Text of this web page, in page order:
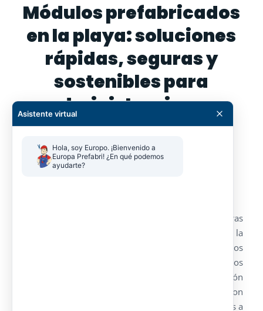
Módulos prefabricados
en la playa: soluciones
rápidas, seguras y
sostenibles para
administraciones
2 agosto, 2025 / 0 Comentarios / enNoticias / poradmin
Las zonas costeras requieren infraestructuras
funcionales, seguras y fáciles de adaptar según la
temporada y la demanda ciudadana. Los módulos
prefabricados y los contenedores transformados
aportan una alternativa ágil a la construcción
tradicional: se instalan en plazos reducidos, son
reutilizables y permiten soluciones técnicas ajustadas a
Asistente virtual
Hola, soy Europo. ¡Bienvenido a
Europa Prefabri! ¿En qué podemos
ayudarte?